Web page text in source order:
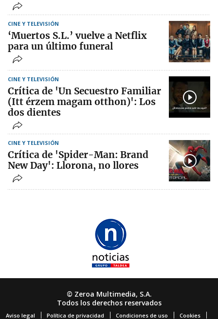
CINE Y TELEVISIÓN
‘Muertos S.L.’ vuelve a Netflix
para un último funeral
CINE Y TELEVISIÓN
Crítica de 'Un Secuestro Familiar
(Itt érzem magam otthon)': Los
dos dientes
CINE Y TELEVISIÓN
Crítica de 'Spider-Man: Brand
New Day': Llorona, no llores
© Zeroa Multimedia, S.A.
Todos los derechos reservados
Aviso legal Política de privacidad Condiciones de uso Cookies